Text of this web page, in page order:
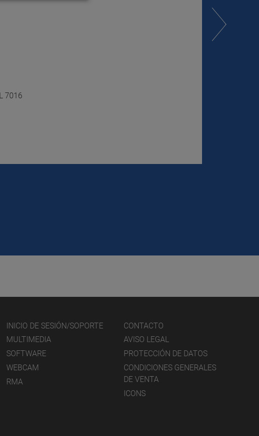
7016
INICIO DE SESIÓN/SOPORTE
MULTIMEDIA
SOFTWARE
WEBCAM
RMA
CONTACTO
AVISO LEGAL
PROTECCIÓN DE DATOS
CONDICIONES GENERALES
DE VENTA
ICONS